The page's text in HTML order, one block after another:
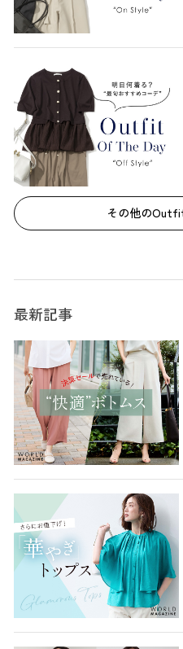
その他の
最新記事